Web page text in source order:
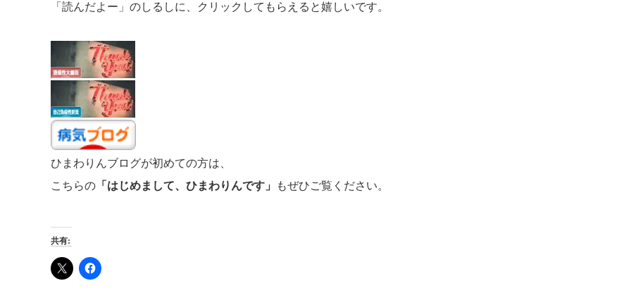
「読んだよー」のしるしに、クリックしてもらえると嬉しいです。
ひまわりんブログが初めての方は、
こちらの 「はじめまして、ひまわりんです」 もぜひご覧ください。
共有: